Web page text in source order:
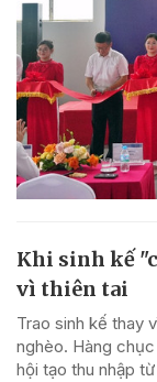
Khi sinh kế
vì thiên tai
Trao sinh kế thay
nghèo. Hàng
hội tạo thu nhập